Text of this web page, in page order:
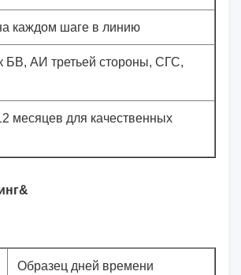
каждом шаге в линию
БВ, АИ третьей стороны, СГС,
месяцев для качественных
Образец дней времени